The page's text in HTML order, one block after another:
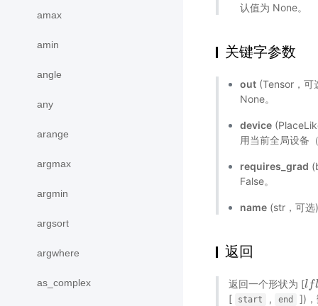
amax
amin
angle
any
arange
argmax
argmin
argsort
argwhere
as_complex
认值为 None。
关键字参数
out (Tensor，可
None。
device
用当前全局设备
requires_grad
False。
name (str，可
返回
返回一个形状为 [lfl
lflo
[
start , end ])